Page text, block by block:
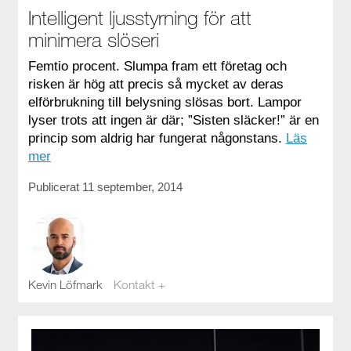
Intelligent ljusstyrning för att
minimera slöseri
Femtio procent. Slumpa fram ett företag och
risken är hög att precis så mycket av deras
elförbrukning till belysning slösas bort. Lampor
lyser trots att ingen är där; ”Sisten släcker!” är en
princip som aldrig har fungerat någonstans. Läs
mer
Publicerat 11 september, 2014
Kevin Löfmark Kontakt +